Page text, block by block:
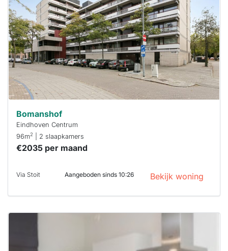
Om kans te
maken moet je
binnen 15
minuten
reageren.
Stekkies helpt
je hierbij!
Bomanshof
Eindhoven Centrum
96m2 | 2 slaapkamers
€2035 per maand
Via Stoit Aangeboden sinds 10:26 Bekijk woning